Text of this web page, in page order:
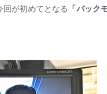
回が初めてとなる 「バック